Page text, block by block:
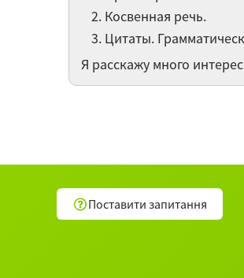
Косвенная речь.
Цитаты.
Я расскажу много
Поставити запитання